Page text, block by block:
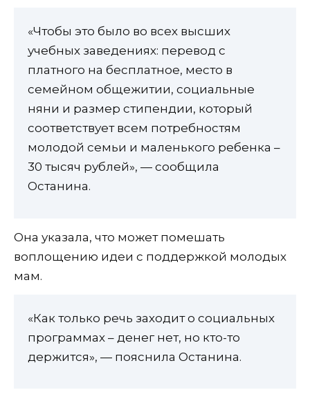
«Чтобы это было во всех высших
учебных заведениях: перевод с
платного на бесплатное, место в
семейном общежитии, социальные
няни и размер стипендии, который
соответствует всем потребностям
молодой семьи и маленького ребенка –
30 тысяч рублей», — сообщила
Останина.
Она указала, что может помешать
воплощению идеи с поддержкой молодых
мам.
«Как только речь заходит о социальных
программах – денег нет, но кто-то
держится», — пояснила Останина.